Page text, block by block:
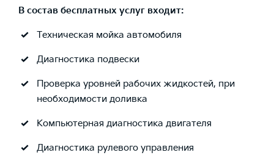
В состав бесплатных услуг входит:
Техническая мойка автомобиля
Диагностика подвески
Проверка уровней рабочих жидкостей, при
необходимости доливка
Компьютерная диагностика двигателя
Диагностика рулевого управления